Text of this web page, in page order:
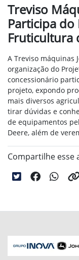
Treviso
Participa
Fruticultura
A Treviso máquinas
organização do
concessionário
projeto, expondo
mais diversos
tirar dúvidas e
de equipamentos
Deere, além de
Compartilhe esse